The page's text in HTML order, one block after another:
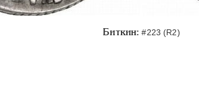
Биткин: #223 (R2)